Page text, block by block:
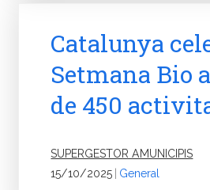
Catalunya
Setmana Bio
de 450
15/10/2025
SUPERGESTOR AMUNICIPIS
General